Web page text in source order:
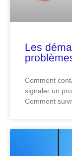
Les
Comment
signaler un
Comment